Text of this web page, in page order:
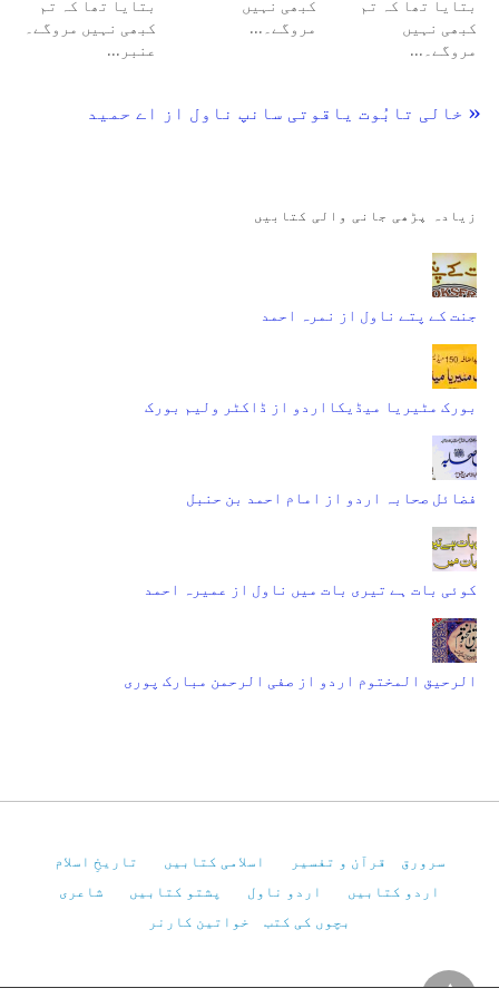
بتایا تھا کہ تم
کبھی نہیں مروگے۔
عنبر…
کبھی نہیں
مروگے۔…
بتایا تھا کہ تم
کبھی نہیں
مروگے۔…
« خالی تابُوت یاقوتی سانپ ناول از اے حمید
زیادہ پڑھی جانی والی کتابیں
جنت کے پتے ناول از نمرہ احمد
بورک مٹیریا میڈیکااردو از ڈاکٹر ولیم بورک
فضائل صحابہ اردو از امام احمد بن حنبل
کوئی بات ہے تیری بات میں ناول از عمیرہ احمد
الرحیق المختوم اردو از صفی الرحمن مبارک پوری
سرورق قرآن و تفسیر اسلامی کتابیں
تاریخِ اسلام
اردو کتابیں
اردو ناول پشتو کتابیں
شاعری
بچوں کی کتب
خواتین کارنر